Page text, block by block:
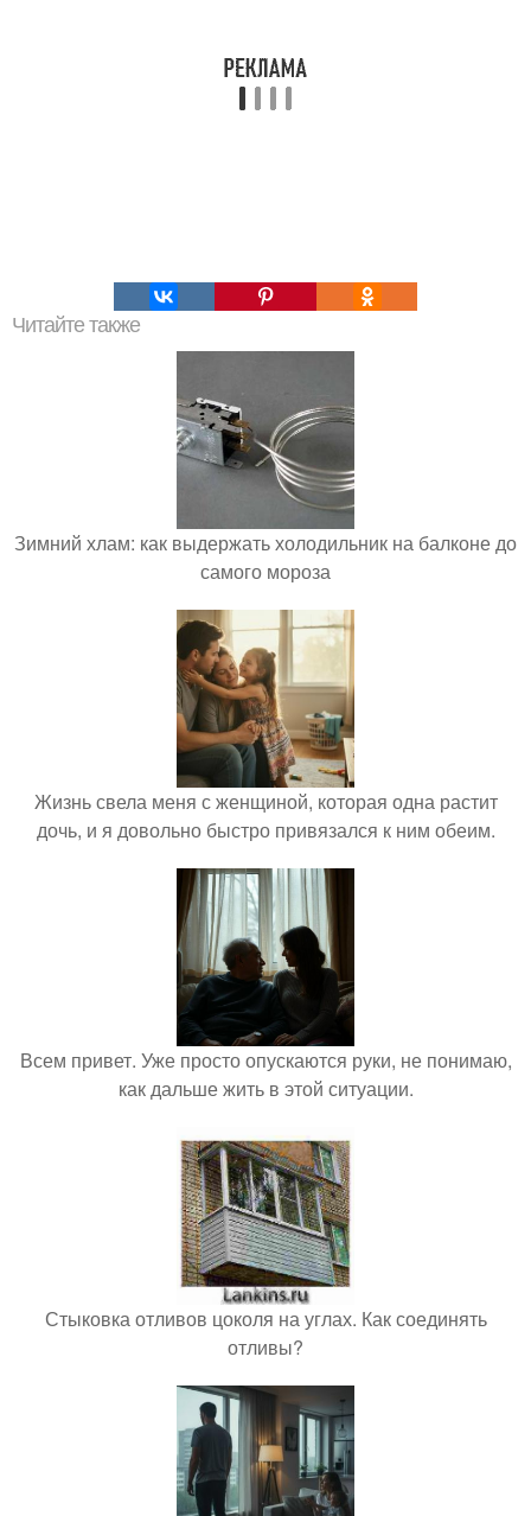
Читайте также
Зимний хлам: как выдержать холодильник на балконе до
самого мороза
Жизнь свела меня с женщиной, которая одна растит
дочь, и я довольно быстро привязался к ним обеим.
Всем привет. Уже просто опускаются руки, не понимаю,
как дальше жить в этой ситуации.
Стыковка отливов цоколя на углах. Как соединять
отливы?